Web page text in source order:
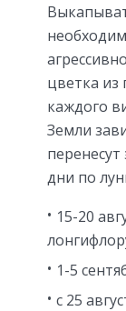
цветка из
каждого
Земли
дни по
15-20
1-5
с 25